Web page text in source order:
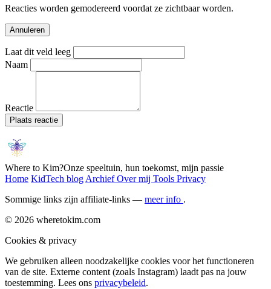
Reacties worden gemodereerd voordat ze zichtbaar worden.
Annuleren
Laat dit veld leeg
Naam
Reactie
Plaats reactie
Where to Kim?Onze speeltuin, hun toekomst, mijn passie
Home KidTech blog ArchiefOver mij Tools Privacy
Sommige links zijn affiliate-links — meer info .
© 2026 wheretokim.com
Cookies & privacy
We gebruiken alleen noodzakelijke cookies voor het functioneren
van de site. Externe content (zoals Instagram) laadt pas na jouw
toestemming. Lees ons privacybeleid.